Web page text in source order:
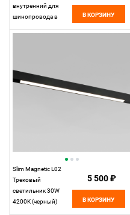
внутренний для
шинопровода в
В КОРЗИНУ
Slim Magnetic L02
Трековый
светильник 30W
4200K (черный)
5 500 ₽
В КОРЗИНУ